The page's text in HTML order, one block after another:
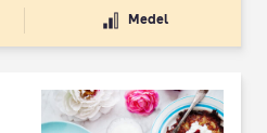
Medel